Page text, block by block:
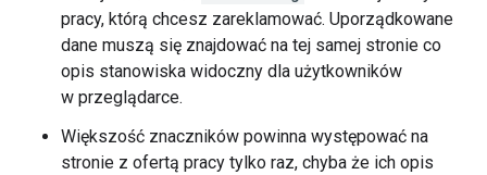
pracy, którą chcesz zareklamować. Uporządkowane
dane muszą się znajdować na tej samej stronie co
opis stanowiska widoczny dla użytkowników
w przeglądarce.
Większość znaczników powinna występować na
stronie z ofertą pracy tylko raz, chyba że ich opis